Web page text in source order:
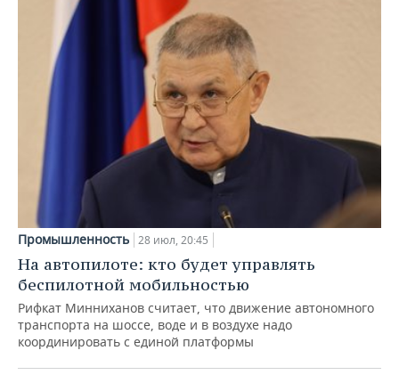
Промышленность 28 июл, 20:45
На автопилоте: кто будет управлять
беспилотной мобильностью
Рифкат Минниханов считает, что движение автономного
транспорта на шоссе, воде и в воздухе надо
координировать с единой платформы